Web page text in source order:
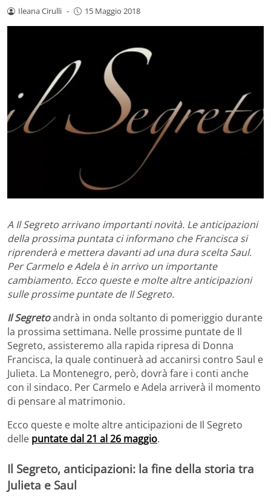
Ileana Cirulli - 15 Maggio 2018
A Il Segreto arrivano importanti novità. Le anticipazioni
della prossima puntata ci informano che Francisca si
riprenderà e mettera davanti ad una dura scelta Saul.
Per Carmelo e Adela è in arrivo un importante
cambiamento. Ecco queste e molte altre anticipazioni
sulle prossime puntate de Il Segreto.
Il Segretoandrà in onda soltanto di pomeriggio durante
la prossima settimana. Nelle prossime puntate de Il
Segreto, assisteremo alla rapida ripresa di Donna
Francisca, la quale continuerà ad accanirsi contro Saul e
Julieta. La Montenegro, però, dovrà fare i conti anche
con il sindaco. Per Carmelo e Adela arriverà il momento
di pensare al matrimonio.
Ecco queste e molte altre anticipazioni de Il Segreto
delle puntate dal 21 al 26 maggio.
Il Segreto, anticipazioni: la fine della storia tra
Julieta e Saul